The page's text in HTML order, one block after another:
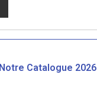
Notre Catalogue 2026